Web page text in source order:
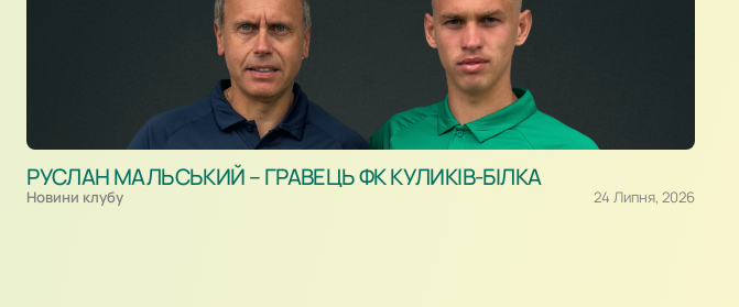
РУСЛАН МАЛЬСЬКИЙ – ГРАВЕЦЬ ФК КУЛИКІВ-БІЛКА
Новини клубу 24 Липня, 2026